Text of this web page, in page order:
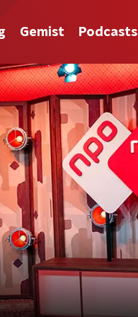
Gemist Podcasts